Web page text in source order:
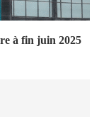
à fin juin 2025